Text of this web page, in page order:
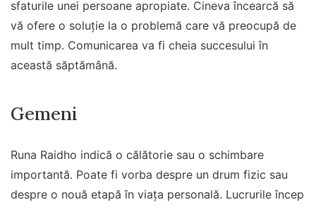
sfaturile unei persoane apropiate. Cineva încearcă să
vă ofere o soluție la o problemă care vă preocupă de
mult timp. Comunicarea va fi cheia succesului în
această săptămână.
Gemeni
Runa Raidho indică o călătorie sau o schimbare
importantă. Poate fi vorba despre un drum fizic sau
despre o nouă etapă în viața personală. Lucrurile încep